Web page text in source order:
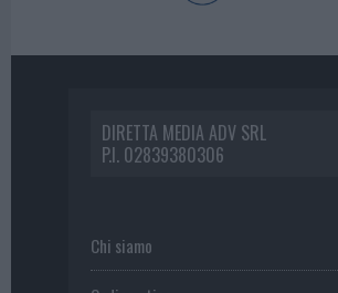
DIRETTA MEDIA ADV SRL
P.I. 02839380306
Chi siamo